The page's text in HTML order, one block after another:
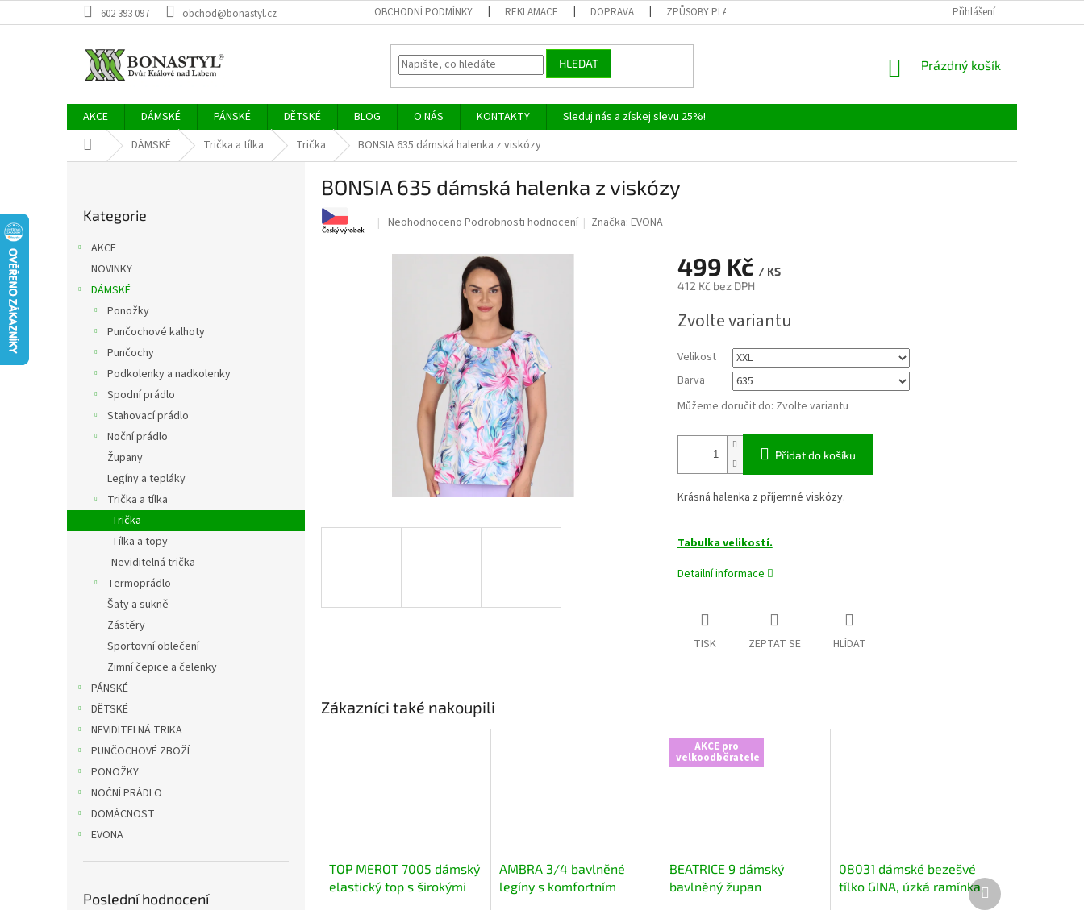
na
602 393 097 obchod@bonastyl.cz OBCHODNÍ PODMÍNKY REKLAMACE DOPRAVA ZPŮSOBY PLATBY VELKOOBCHOD
Přihlášení
HLEDAT
NÁKUPNÍ
Prázdný košík
AKCE DÁMSKÉ PÁNSKÉ DĚTSKÉ BLOG O NÁS KONTAKTY
Sleduj nás a získej slevu 25%!
Domů DÁMSKÉ Trička a tílka Trička BONSIA 635 dámská halenka z viskózy
kategorie
Kategorie
AKCE
NOVINKY
DÁMSKÉ
Ponožky
Punčochové kalhoty
Punčochy
Podkolenky a nadkolenky
Spodní prádlo
Stahovací prádlo
Noční prádlo
Župany
Legíny a tepláky
Trička a tílka
Trička
Tílka a topy
Neviditelná trička
Termoprádlo
Šaty a sukně
Zástěry
Sportovní oblečení
Zimní čepice a čelenky
PÁNSKÉ
DĚTSKÉ
NEVIDITELNÁ TRIKA
PUNČOCHOVÉ ZBOŽÍ
PONOŽKY
NOČNÍ PRÁDLO
DOMÁCNOST
EVONA
Poslední hodnocení
BONSIA 635 dámská halenka z viskózy
Průměrné
produktu
Neohodnoceno Podrobnosti hodnocení Značka:EVONA
499 Kč / KS
412 Kč bez DPH
cena:
Zvolte variantu
Velikost
Barva
Můžeme doručit do: Zvolte variantu
Přidat do košíku
Krásná halenka z příjemné viskózy.
Tabulka velikostí.
Detailní informace
TISK ZEPTAT SE HLÍDAT
Zákazníci také nakoupili
TOP MEROT 7005 dámský
elastický top s širokými
AMBRA 3/4 bavlněné
legíny s komfortním
AKCE pro
velkoodběratele
BEATRICE 9 dámský
bavlněný župan
08031 dámské bezešvé
tílko GINA, úzká ramínka, Další
produkt